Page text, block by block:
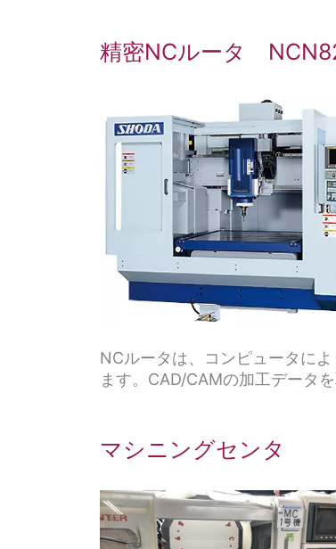
精密NCルータ
NCルータは、コンピュータに
ます。CAD/CAMの加工データ
マシニングセンタ